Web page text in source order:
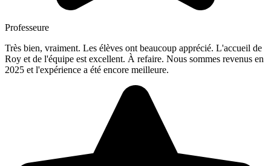
Professeure
Très bien, vraiment. Les élèves ont beaucoup apprécié. L'accueil de
Roy et de l'équipe est excellent. À refaire. Nous sommes revenus en
2025 et l'expérience a été encore meilleure.